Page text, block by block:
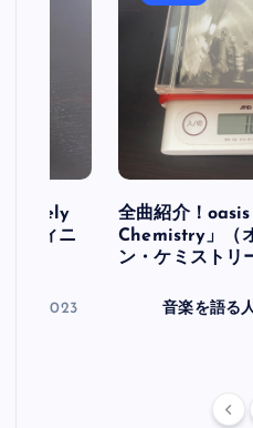
フィニ
30, 2023
全曲紹介！
Chemistry」（
ン・ケミストリ
音楽を語る